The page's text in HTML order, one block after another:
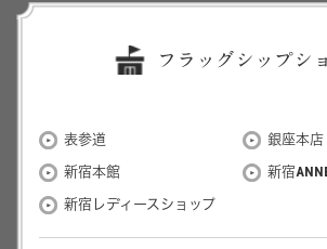
フラッグシップシ
表参道
銀座本店
新宿本館
新宿
新宿レディースショップ